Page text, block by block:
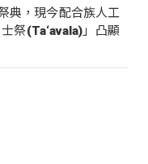
典，現今配合族人工
祭(Ta‘avala)」凸顯